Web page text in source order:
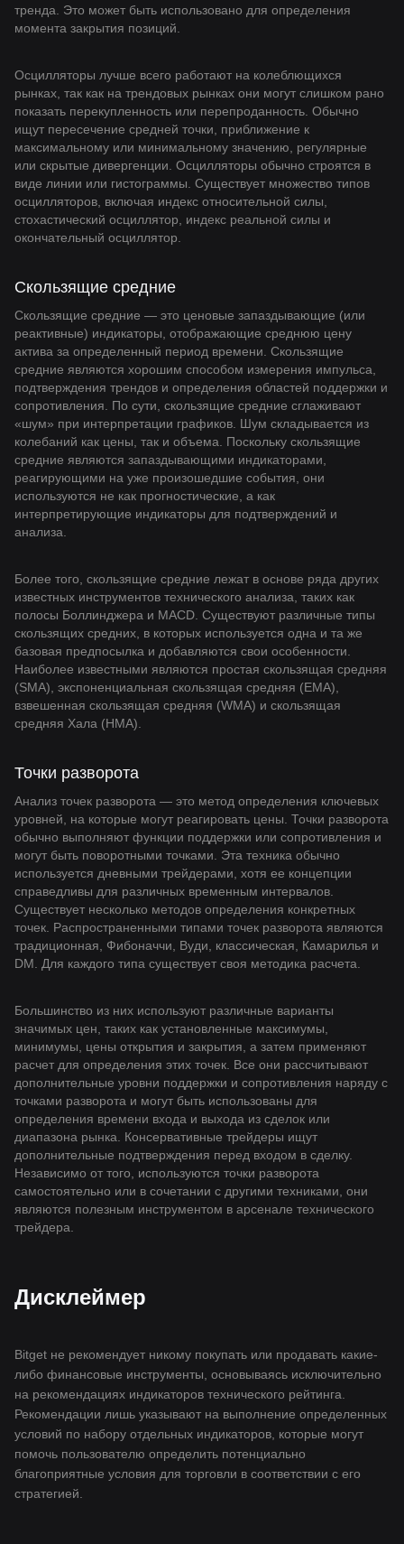
тренда. Это может быть использовано для определения
момента закрытия позиций.
Осцилляторы лучше всего работают на колеблющихся
рынках, так как на трендовых рынках они могут слишком рано
показать перекупленность или перепроданность. Обычно
ищут пересечение средней точки, приближение к
максимальному или минимальному значению, регулярные
или скрытые дивергенции. Осцилляторы обычно строятся в
виде линии или гистограммы. Существует множество типов
осцилляторов, включая индекс относительной силы,
стохастический осциллятор, индекс реальной силы и
окончательный осциллятор.
Скользящие средние
Скользящие средние — это ценовые запаздывающие (или
реактивные) индикаторы, отображающие среднюю цену
актива за определенный период времени. Скользящие
средние являются хорошим способом измерения импульса,
подтверждения трендов и определения областей поддержки и
сопротивления. По сути, скользящие средние сглаживают
«шум» при интерпретации графиков. Шум складывается из
колебаний как цены, так и объема. Поскольку скользящие
средние являются запаздывающими индикаторами,
реагирующими на уже произошедшие события, они
используются не как прогностические, а как
интерпретирующие индикаторы для подтверждений и
анализа.
Более того, скользящие средние лежат в основе ряда других
известных инструментов технического анализа, таких как
полосы Боллинджера и MACD. Существуют различные типы
скользящих средних, в которых используется одна и та же
базовая предпосылка и добавляются свои особенности.
Наиболее известными являются простая скользящая средняя
(SMA), экспоненциальная скользящая средняя (EMA),
взвешенная скользящая средняя (WMA) и скользящая
средняя Хала (HMA).
Точки разворота
Анализ точек разворота — это метод определения ключевых
уровней, на которые могут реагировать цены. Точки разворота
обычно выполняют функции поддержки или сопротивления и
могут быть поворотными точками. Эта техника обычно
используется дневными трейдерами, хотя ее концепции
справедливы для различных временным интервалов.
Существует несколько методов определения конкретных
точек. Распространенными типами точек разворота являются
традиционная, Фибоначчи, Вуди, классическая, Камарилья и
DM. Для каждого типа существует своя методика расчета.
Большинство из них используют различные варианты
значимых цен, таких как установленные максимумы,
минимумы, цены открытия и закрытия, а затем применяют
расчет для определения этих точек. Все они рассчитывают
дополнительные уровни поддержки и сопротивления наряду с
точками разворота и могут быть использованы для
определения времени входа и выхода из сделок или
диапазона рынка. Консервативные трейдеры ищут
дополнительные подтверждения перед входом в сделку.
Независимо от того, используются точки разворота
самостоятельно или в сочетании с другими техниками, они
являются полезным инструментом в арсенале технического
трейдера.
Дисклеймер
Bitget не рекомендует никому покупать или продавать какие-
либо финансовые инструменты, основываясь исключительно
на рекомендациях индикаторов технического рейтинга.
Рекомендации лишь указывают на выполнение определенных
условий по набору отдельных индикаторов, которые могут
помочь пользователю определить потенциально
благоприятные условия для торговли в соответствии с его
стратегией.